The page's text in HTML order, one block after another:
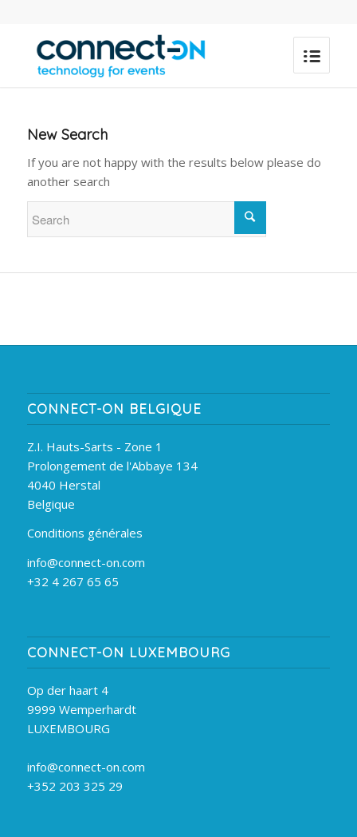
New Search
If you are not happy with the results below please do
another search
CONNECT-ON BELGIQUE
Z.I. Hauts-Sarts - Zone 1
Prolongement de l'Abbaye 134
4040 Herstal
Belgique
Conditions générales
info@connect-on.com
+32 4 267 65 65
CONNECT-ON LUXEMBOURG
Op der haart 4
9999 Wemperhardt
LUXEMBOURG
info@connect-on.com
+352 203 325 29